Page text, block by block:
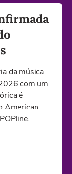
da música
com um
é
American